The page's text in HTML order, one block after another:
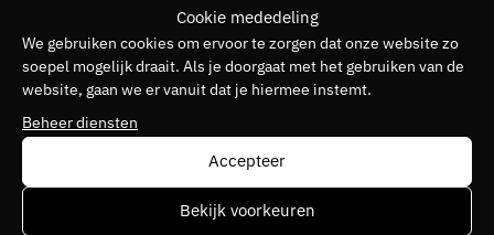
Cookie mededeling
We gebruiken cookies om ervoor te zorgen dat onze website zo
soepel mogelijk draait. Als je doorgaat met het gebruiken van de
website, gaan we er vanuit dat je hiermee instemt.
Beheer diensten
Accepteer
Bekijk voorkeuren
Klantenservice
Actievoorwaarden
Bezorging
Herroepingsrecht
Betalingsinformatie